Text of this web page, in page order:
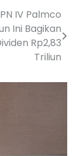
IV Palmco
Ini Bagikan
Rp2,83
Triliun